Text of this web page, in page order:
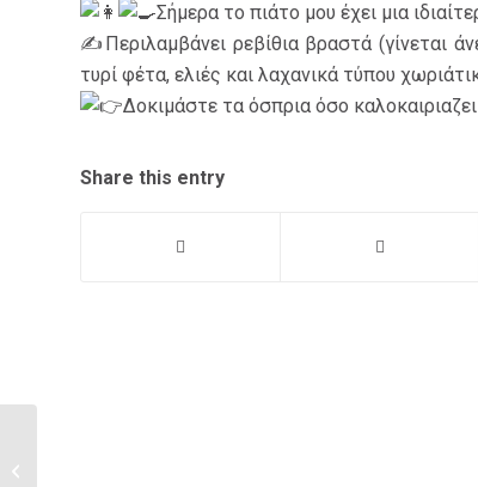
Σήμερα το πιάτο μου έχει μια
✍️Περιλαμβάνει ρεβίθια βραστά (γίνεται
τυρί φέτα, ελιές και λαχανικά τύπου
Δοκιμάστε τα όσπρια όσο
Share this entry